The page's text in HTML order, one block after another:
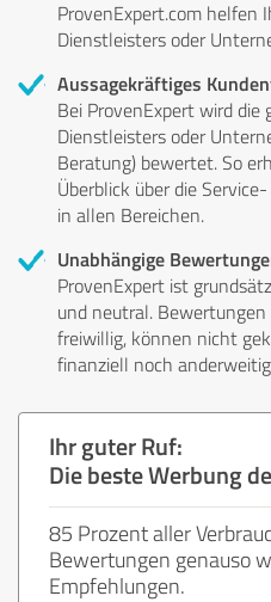
ProvenExpert.com helfen
Dienstleisters oder
Aussagekräftiges
Bei ProvenExpert wird die
Dienstleisters oder
Beratung) bewertet. So
Überblick über die
in allen Bereichen.
Unabhängige
ProvenExpert ist
und neutral.
freiwillig, können nicht
finanziell noch
Ihr guter Ruf:
Die beste Werbung
85 Prozent aller
Bewertungen genauso
Empfehlungen.